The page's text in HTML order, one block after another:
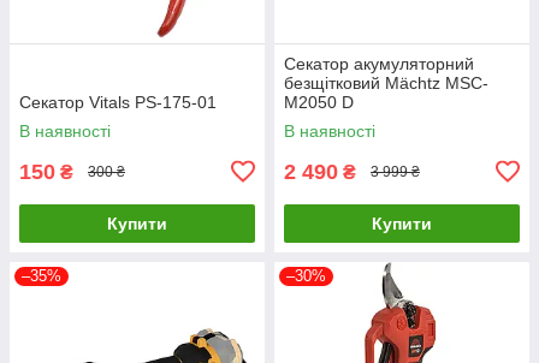
Секатор Vitals PS-175-01
В наявності
150 ₴ 300 ₴
Купити
Секатор акумуляторний
безщітковий Mächtz MSC-
M2050 D
В наявності
2 490 ₴ 3 999 ₴
Купити
–35% –30%